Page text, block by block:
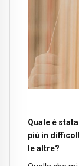
Quale è
più in
le altre?